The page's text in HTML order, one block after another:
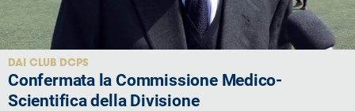
DAI CLUB DCPS
Confermata la Commissione Medico-
Scientifica della Divisione